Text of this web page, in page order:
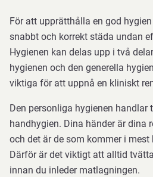
För att upprätthålla en god
snabbt och korrekt städa undan
Hygienen kan delas upp i två
hygienen och den generella
viktiga för att uppnå en kliniskt
Den personliga hygienen handlar
handhygien. Dina händer är dina
och det är de som kommer i
Därför är det viktigt att alltid
innan du inleder matlagningen.